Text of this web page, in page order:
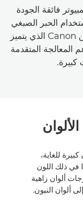
فائقة الجودة
الحبر الصبغي
LUCIA PRO المكوّن من 11 لونًا من Canon الذي يتميز
المعالجة المتقدمة
كبيرة.
للغاية،
في ذلك اللون
ألوان زاهية
ألوان النيون.